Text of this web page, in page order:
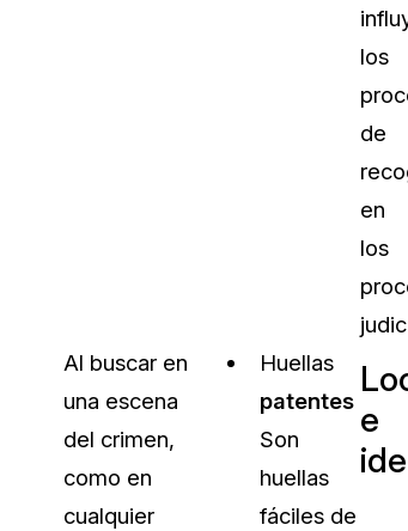
los
de
en
los
Al buscar en
una escena
del crimen,
como en
cualquier
Huellas
patentes
Son
huellas
fáciles de
e